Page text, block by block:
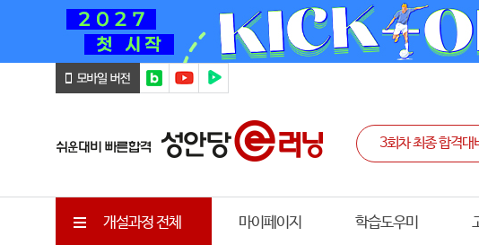
개설과정 전체 마이페이지 학습도우미